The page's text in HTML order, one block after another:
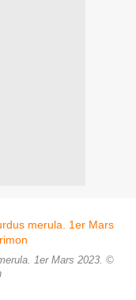
1er Mars 2023. ©